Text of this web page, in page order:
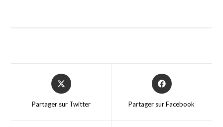
Partager sur Twitter Partager sur Facebook